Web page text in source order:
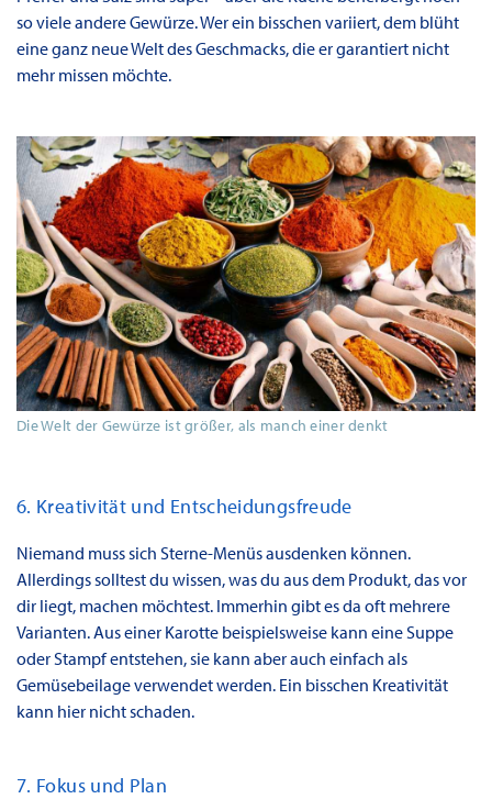
so viele andere Gewürze. Wer ein bisschen variiert, dem blüht
eine ganz neue Welt des Geschmacks, die er garantiert nicht
mehr missen möchte.
Die Welt der Gewürze ist größer, als manch einer denkt
6. Kreativität und Entscheidungsfreude
Niemand muss sich Sterne-Menüs ausdenken können.
Allerdings solltest du wissen, was du aus dem Produkt, das vor
dir liegt, machen möchtest. Immerhin gibt es da oft mehrere
Varianten. Aus einer Karotte beispielsweise kann eine Suppe
oder Stampf entstehen, sie kann aber auch einfach als
Gemüsebeilage verwendet werden. Ein bisschen Kreativität
kann hier nicht schaden.
7. Fokus und Plan